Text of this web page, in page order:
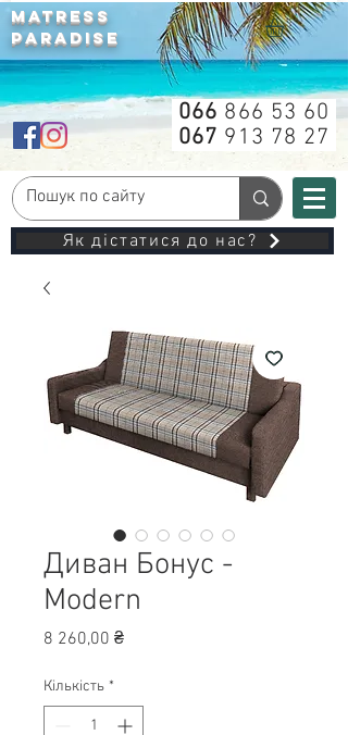
MATRESS
PARADISE
066 866 53 60
067 913 78 27
Як дістатися до нас?
Диван Бонус -
Modern
8 260,00 ₴Ціна
Кількість *